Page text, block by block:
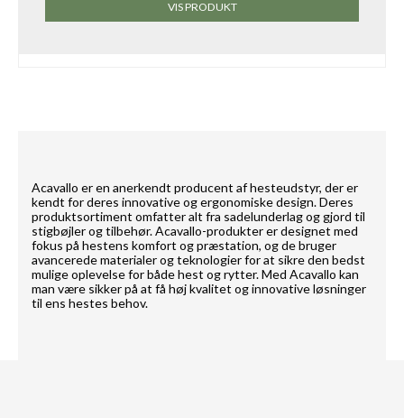
VIS PRODUKT
Acavallo er en anerkendt producent af hesteudstyr, der er
kendt for deres innovative og ergonomiske design. Deres
produktsortiment omfatter alt fra sadelunderlag og gjord til
stigbøjler og tilbehør. Acavallo-produkter er designet med
fokus på hestens komfort og præstation, og de bruger
avancerede materialer og teknologier for at sikre den bedst
mulige oplevelse for både hest og rytter. Med Acavallo kan
man være sikker på at få høj kvalitet og innovative løsninger
til ens hestes behov.